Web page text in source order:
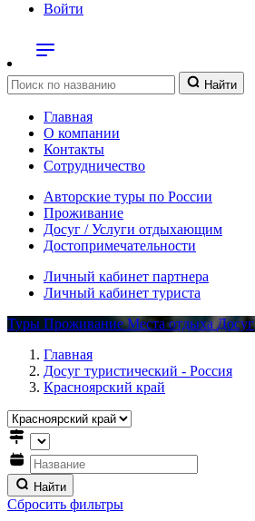
Войти
Найти
Главная
О компании
Контакты
Сотрудничество
Авторские туры по России
Проживание
Досуг / Услуги отдыхающим
Достопримечательности
Личный кабинет партнера
Личный кабинет туриста
Туры ПроживаниеМеста отдыха Досуг
Главная
Досуг туристический - Россия
Красноярский край
Найти
Сбросить фильтры